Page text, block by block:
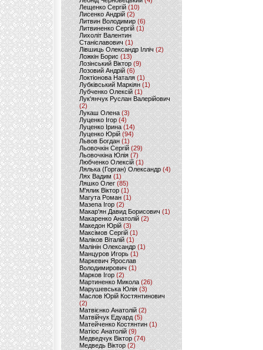
Лещенко Сергій (10)
Лисенко Андрій (2)
Литвин Володимир (6)
Литвиненко Сергій (1)
Лихоліт Валентин
Станіславович (1)
Лівшиць Олександр Ілліч (2)
Ложкін Борис(13)
Лозінський Віктор(9)
Лозовий Андрій (6)
Локтіонова Наталя (1)
Лубківський Маркіян(1)
Лубченко Олексій (1)
Лук'янчук Руслан Валерійович
(2)
Лукаш Олена (3)
Луценко Ігор (4)
Луценко Ірина (14)
Луценко Юрій (94)
Львов Богдан (1)
Льовочкін Сергій (29)
Льовочкіна Юлія(7)
Любченко Олексій(1)
Лялька (Горган) Олександр(4)
Лях Вадим (1)
Ляшко Олег (85)
М'ялик Віктор(1)
Магута Роман(1)
Мазепа Ігор (2)
Макар'ян Давид Борисович(1)
Макаренко Анатолій (2)
Македон Юрій(3)
Максімов Сергій (1)
Маліков Віталій (1)
Малінін Олександр (1)
Манцуров Игорь (1)
Маркевич Ярослав
Володимирович (1)
Марков Ігор (2)
Мартиненко Микола (26)
Марушевська Юлія (3)
Маслов Юрій Костянтинович
(2)
Матвієнко Анатолій (2)
Матвійчук Едуард(5)
Матейченко Костянтин (1)
Матіос Анатолій (9)
Медведчук Віктор(74)
Медведь Віктор (2)